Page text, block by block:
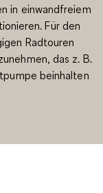
in einwandfreiem
Für den
Radtouren
das z. B.
beinhalten